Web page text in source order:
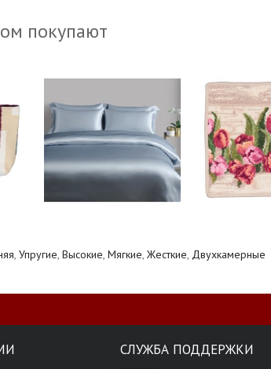
покупают
, Упругие, Высокие, Мягкие, Жесткие, Двухкамерные
СЛУЖБА ПОДДЕРЖКИ